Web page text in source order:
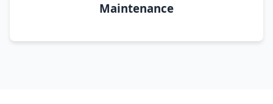
Maintenance